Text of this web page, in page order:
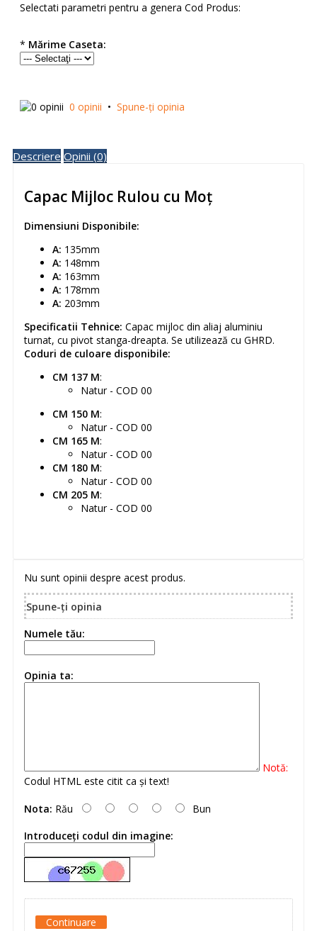
Selectati parametri pentru a genera Cod Produs:
* Mărime Caseta:
0 opinii • Spune-ţi opinia
Descriere Opinii (0)
Capac Mijloc Rulou cu Moț
Dimensiuni Disponibile:
A: 135mm
A: 148mm
A: 163mm
A: 178mm
A: 203mm
Specificatii Tehnice: Capac mijloc din aliaj aluminiu
turnat, cu pivot stanga-dreapta. Se utilizează cu GHRD.
Coduri de culoare disponibile:
CM 137 M:
Natur - COD 00
CM 150 M:
Natur - COD 00
CM 165 M:
Natur - COD 00
CM 180 M:
Natur - COD 00
CM 205 M:
Natur - COD 00
Nu sunt opinii despre acest produs.
Spune-ţi opinia
Numele tău:
Opinia ta:
Notă:
Codul HTML este citit ca şi text!
Nota: Rău
Bun
Introduceţi codul din imagine:
Continuare